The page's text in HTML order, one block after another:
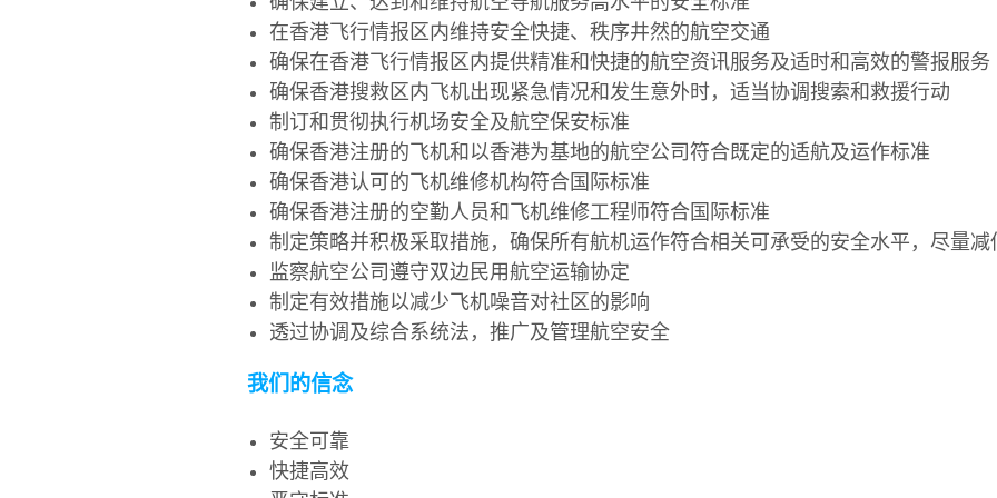
在香港飞行情报区内维持安全快捷、秩序井然的航空交通
确保在香港飞行情报区内提供精准和快捷的航空资讯服务及适时和高效的警报服务
确保香港搜救区内飞机出现紧急情况和发生意外时，适当协调搜索和救援行动
制订和贯彻执行机场安全及航空保安标准
确保香港注册的飞机和以香港为基地的航空公司符合既定的适航及运作标准
确保香港认可的飞机维修机构符合国际标准
确保香港注册的空勤人员和飞机维修工程师符合国际标准
制定策略并积极采取措施，确保所有航机运作符合相关可承受的安全水平，尽量
监察航空公司遵守双边民用航空运输协定
制定有效措施以减少飞机噪音对社区的影响
透过协调及综合系统法，推广及管理航空安全
我们的信念
安全可靠
快捷高效